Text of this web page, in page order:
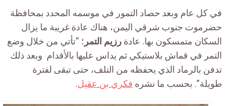
في كل عام وبعد حصاد التمور في موسمه المحدد بمحافظة
حضرموت جنوب شرقي اليمن، هناك عادة غريبة ما يزال
السكان متمسكون بها. عادة رزيم التمر ؛ “تأتي من خلال وضع
التمر في قماش بلاستيكي ثم يداس عليها بالأقدام وبعد ذلك
تدفن بالرماد الذي يحفظه من التلف، حتى تبقى لفترة
طويلة”. بحسب ما نشره فكري بن عقيل.